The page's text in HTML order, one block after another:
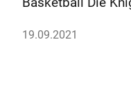
19.09.2021